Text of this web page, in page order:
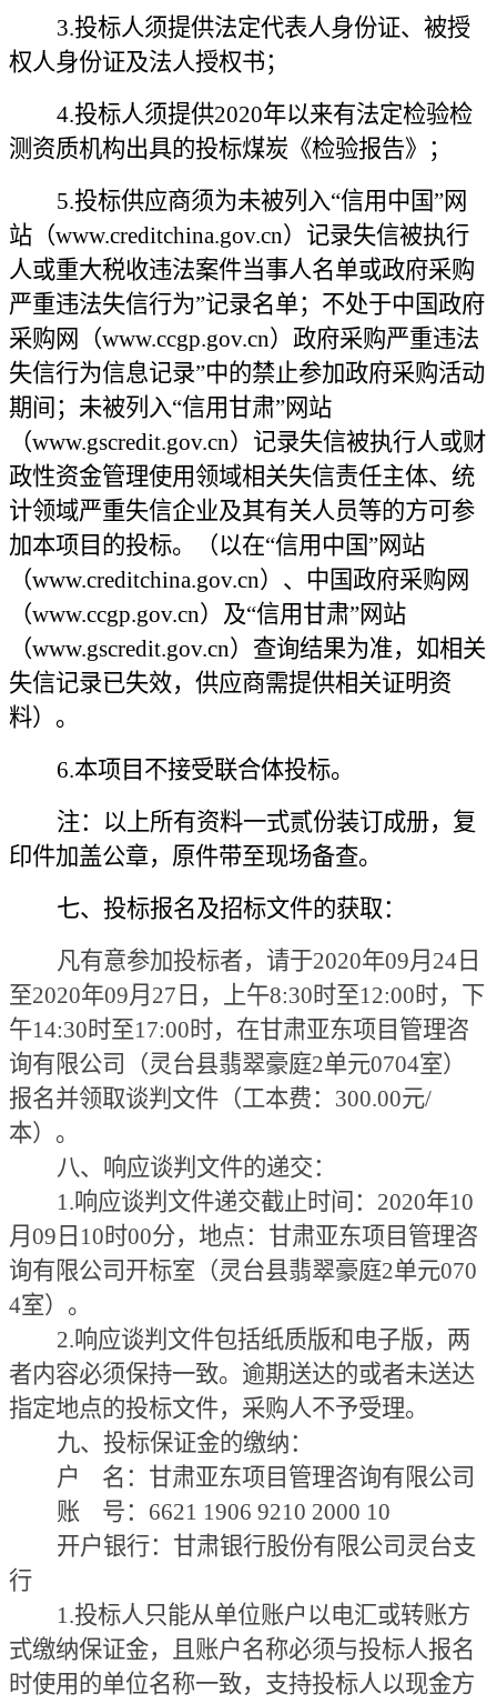
3.投标人须提供法定代表人身份证、被授
权人身份证及法人授权书；
4.投标人须提供2020年以来有法定检验检
测资质机构出具的投标煤炭《检验报告》；
5.投标供应商须为未被列入“信用中国”网
站（www.creditchina.gov.cn）记录失信被执行
人或重大税收违法案件当事人名单或政府采购
严重违法失信行为”记录名单；不处于中国政府
采购网（www.ccgp.gov.cn）政府采购严重违法
失信行为信息记录”中的禁止参加政府采购活动
期间；未被列入“信用甘肃”网站
（www.gscredit.gov.cn）记录失信被执行人或财
政性资金管理使用领域相关失信责任主体、统
计领域严重失信企业及其有关人员等的方可参
加本项目的投标。（以在“信用中国”网站
（www.creditchina.gov.cn）、中国政府采购网
（www.ccgp.gov.cn）及“信用甘肃”网站
（www.gscredit.gov.cn）查询结果为准，如相关
失信记录已失效，供应商需提供相关证明资
料）。
6.本项目不接受联合体投标。
注：以上所有资料一式贰份装订成册，复
印件加盖公章，原件带至现场备查。
七、投标报名及招标文件的获取：
凡有意参加投标者，请于2020年09月24日
至2020年09月27日，上午8:30时至12:00时，下
午14:30时至17:00时，在甘肃亚东项目管理咨
询有限公司（灵台县翡翠豪庭2单元0704室）
报名并领取谈判文件（工本费：300.00元/
本）。
八、响应谈判文件的递交：
1.响应谈判文件递交截止时间：2020年10
月09日10时00分，地点：甘肃亚东项目管理咨
询有限公司开标室（灵台县翡翠豪庭2单元070
4室）。
2.响应谈判文件包括纸质版和电子版，两
者内容必须保持一致。逾期送达的或者未送达
指定地点的投标文件，采购人不予受理。
九、投标保证金的缴纳：
户
名：甘肃亚东项目管理咨询有限公司
账号：6621 1906 9210 2000 10
开户银行：甘肃银行股份有限公司灵台支
行
1.投标人只能从单位账户以电汇或转账方
式缴纳保证金，且账户名称必须与投标人报名
时使用的单位名称一致，支持投标人以现金方